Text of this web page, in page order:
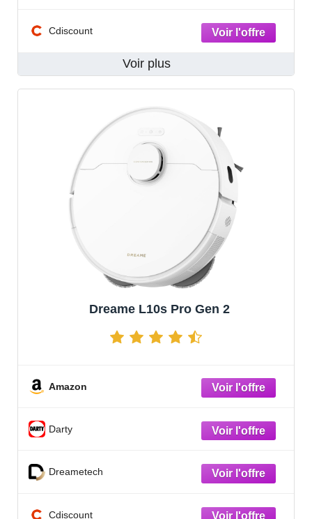
Cdiscount
Voir plus
Dreame L10s Pro Gen 2
Amazon
Darty
Dreametech
Cdiscount